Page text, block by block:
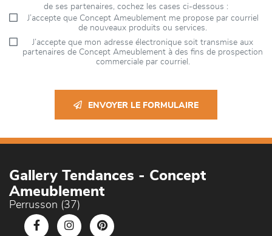
de ses partenaires, cochez les cases ci-dessous :
J’accepte que Concept Ameublement me propose par courriel
de nouveaux produits ou services.
J’accepte que mon adresse électronique soit transmise aux
partenaires de Concept Ameublement à des fins de prospection
commerciale par courriel.
ENVOYER LE FORMULAIRE
Gallery Tendances - Concept
Ameublement
Perrusson (37)